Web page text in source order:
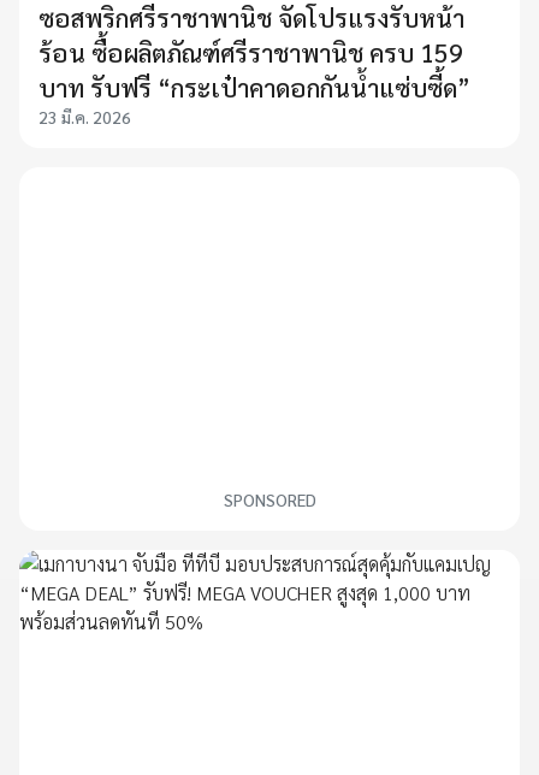
ซอสพริกศรีราชาพานิช จัดโปรแรงรับหน้า
ร้อน ซื้อผลิตภัณฑ์ศรีราชาพานิช ครบ 159
บาท รับฟรี “กระเป๋าคาดอกกันน้ำแซ่บซี้ด”
23 มี.ค. 2026
SPONSORED